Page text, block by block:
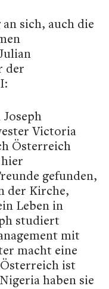
sich, auch die
der
Victoria
Österreich
gefunden,
der Kirche,
Leben in
studiert
mit
macht eine
ist
haben sie